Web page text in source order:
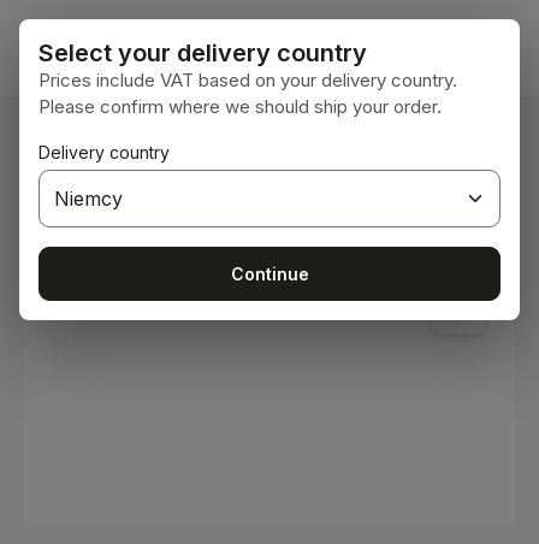
Przejdź do głównej zawartości
Jesteś tutaj: Home
Farby i lakiery
Pomiń galerię zdjęć
Select your delivery country
Prices include VAT based on your delivery country.
Please confirm where we should ship your order.
Delivery country
Continue